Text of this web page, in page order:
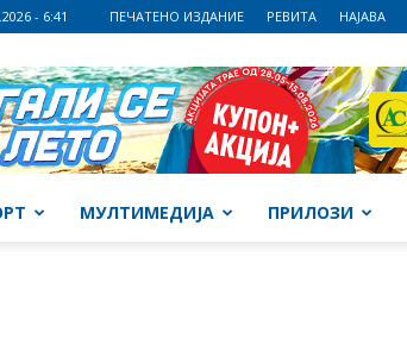
- 6:41 ПЕЧАТЕНО ИЗДАНИЕ РЕВИТА НАЈАВА
МУЛТИМЕДИЈА ПРИЛОЗИ